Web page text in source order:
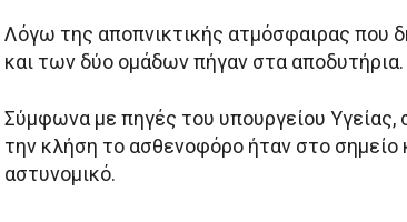
Λόγω της αποπνικτικής ατμόσφαιρας που
και των δύο ομάδων πήγαν στα αποδυτήρια.
Σύμφωνα με πηγές του υπουργείου Υγείας,
την κλήση το ασθενοφόρο ήταν στο σημείο
αστυνομικό.